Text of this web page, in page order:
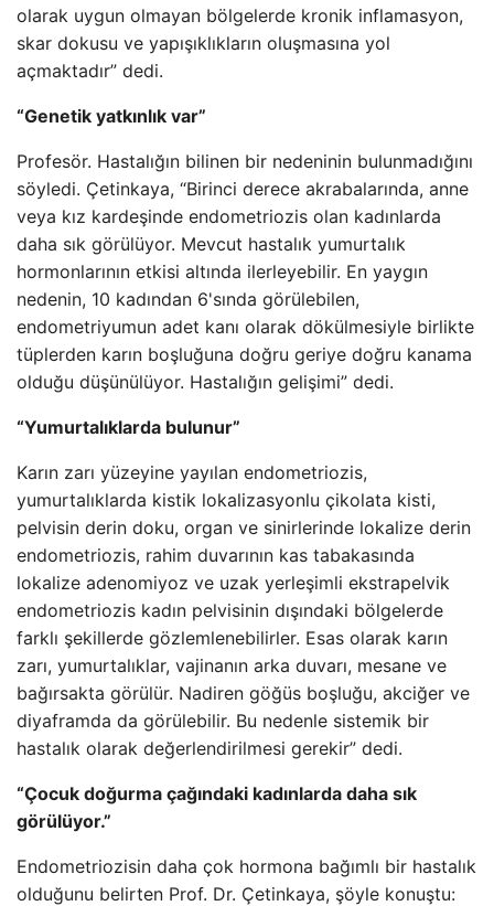
olarak uygun olmayan bölgelerde kronik inflamasyon,
skar dokusu ve yapışıklıkların oluşmasına yol
açmaktadır” dedi.
“Genetik yatkınlık var”
Profesör. Hastalığın bilinen bir nedeninin bulunmadığını
söyledi. Çetinkaya, “Birinci derece akrabalarında, anne
veya kız kardeşinde endometriozis olan kadınlarda
daha sık görülüyor. Mevcut hastalık yumurtalık
hormonlarının etkisi altında ilerleyebilir. En yaygın
nedenin, 10 kadından 6'sında görülebilen,
endometriyumun adet kanı olarak dökülmesiyle birlikte
tüplerden karın boşluğuna doğru geriye doğru kanama
olduğu düşünülüyor. Hastalığın gelişimi” dedi.
“Yumurtalıklarda bulunur”
Karın zarı yüzeyine yayılan endometriozis,
yumurtalıklarda kistik lokalizasyonlu çikolata kisti,
pelvisin derin doku, organ ve sinirlerinde lokalize derin
endometriozis, rahim duvarının kas tabakasında
lokalize adenomiyoz ve uzak yerleşimli ekstrapelvik
endometriozis kadın pelvisinin dışındaki bölgelerde
farklı şekillerde gözlemlenebilirler. Esas olarak karın
zarı, yumurtalıklar, vajinanın arka duvarı, mesane ve
bağırsakta görülür. Nadiren göğüs boşluğu, akciğer ve
diyaframda da görülebilir. Bu nedenle sistemik bir
hastalık olarak değerlendirilmesi gerekir” dedi.
“Çocuk doğurma çağındaki kadınlarda daha sık
görülüyor.”
Endometriozisin daha çok hormona bağımlı bir hastalık
olduğunu belirten Prof. Dr. Çetinkaya, şöyle konuştu: